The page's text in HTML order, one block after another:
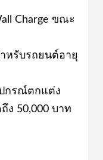
Charge ขณะ
หรับรถยนต์อายุ
กรณ์ตกแต่ง
ง 50,000 บาท